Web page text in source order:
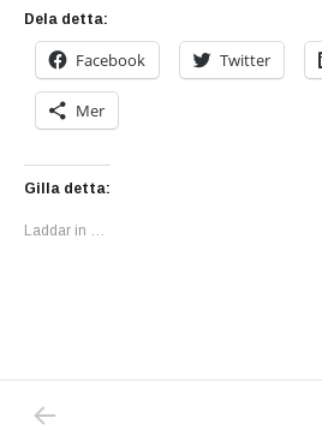
Dela detta:
Facebook Twitter
Mer
Gilla detta:
Laddar in …
Inläggsnavigering